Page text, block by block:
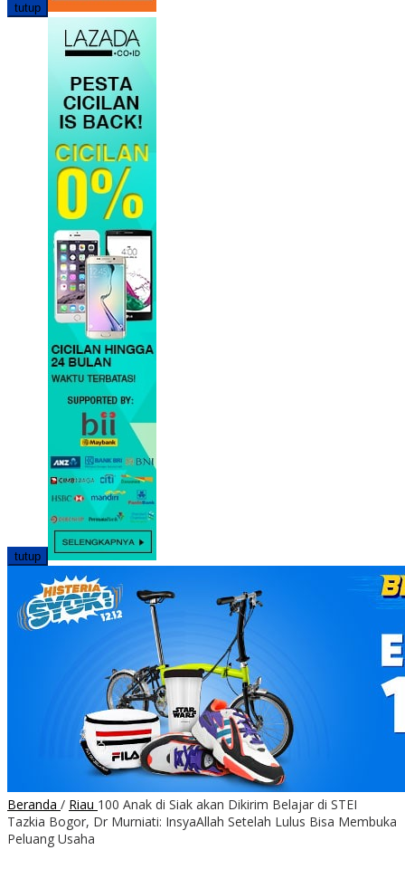
tutup
tutup
Beranda / Riau 100 Anak di Siak akan Dikirim Belajar di STEI
Tazkia Bogor, Dr Murniati: InsyaAllah Setelah Lulus Bisa Membuka
Peluang Usaha